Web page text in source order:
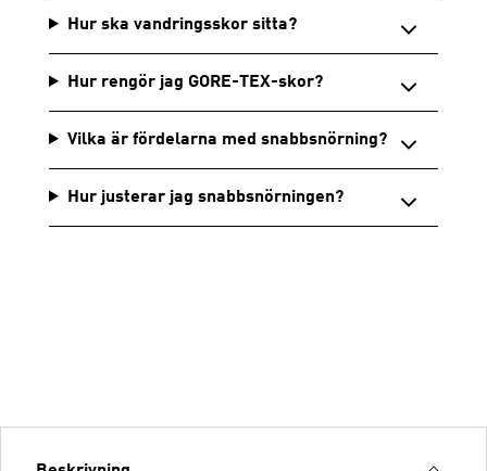
Hur ska vandringsskor sitta?
Hur rengör jag GORE-TEX-skor?
Vilka är fördelarna med snabbsnörning?
Hur justerar jag snabbsnörningen?